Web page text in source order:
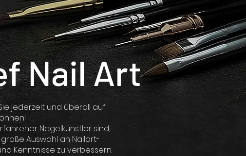
Nail Art
jederzeit und überall auf
Nagelkünstler sind,
Auswahl an Nailart-
Kenntnisse zu verbessern.